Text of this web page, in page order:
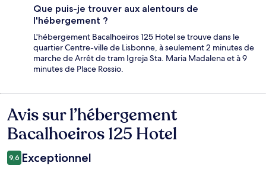
Que puis-je trouver aux alentours de
l'hébergement ?
L'hébergement Bacalhoeiros 125 Hotel se trouve dans le
quartier Centre-ville de Lisbonne, à seulement 2 minutes de
marche de Arrêt de tram Igreja Sta. Maria Madalena et à 9
minutes de Place Rossio.
Avis
Avis sur l’hébergement
Bacalhoeiros 125 Hotel
9,6 Exceptionnel